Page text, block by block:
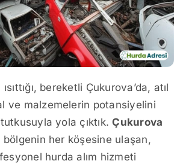
bereketli Çukurova’da, atıl
ve malzemelerin potansiyelini
yola çıktık.Çukurova
bölgenin her köşesine ulaşan,
hurda alım hizmeti